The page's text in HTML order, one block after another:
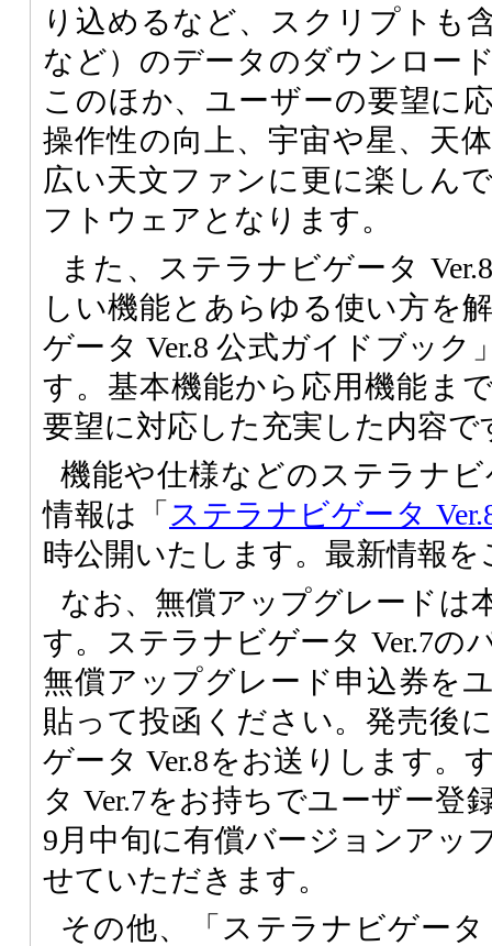
り込めるなど、スクリプトも
など）のデータのダウンロー
このほか、ユーザーの要望に
操作性の向上、宇宙や星、天
広い天文ファンに更に楽しん
フトウェアとなります。
また、ステラナビゲータ
しい機能とあらゆる使い方を
ゲータ Ver.8 公式ガイドブック
す。基本機能から応用機能ま
要望に対応した充実した内容で
機能や仕様などのステラナビ
情報は「 ステラナビゲータ
時公開いたします。最新情報
なお、無償アップグレードは
す。ステラナビゲータ Ver.7の
無償アップグレード申込券を
貼って投函ください。発売後
ゲータ Ver.8をお送りします。
タ Ver.7をお持ちでユーザー登
9月中旬に有償バージョンアッ
せていただきます。
その他、「ステラナビゲータ